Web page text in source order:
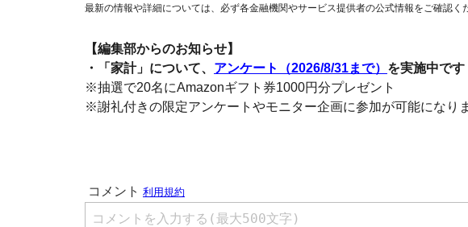
最新の情報や詳細については、必ず各金融機関やサービス提供者の公式情報をご確認く
【編集部からのお知らせ】
・「家計」について、 アンケート（2026/8/31まで） を実施中です
※抽選で20名にAmazonギフト券1000円分プレゼント
※謝礼付きの限定アンケートやモニター企画に参加が可能になり